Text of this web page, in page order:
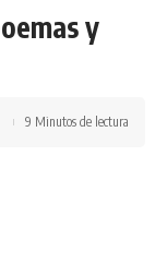
y
9 Minutos de lectura